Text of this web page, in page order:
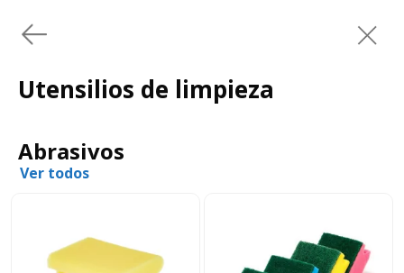
Utensilios de limpieza
Abrasivos
Ver todos